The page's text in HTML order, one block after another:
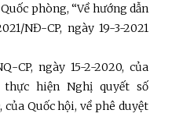
phòng, “Về hướng dẫn
NĐ-CP, ngày 19-3-2021
CP, ngày 15-2-2020, của
hiện Nghị quyết số
của Quốc hội, về phê duyệt